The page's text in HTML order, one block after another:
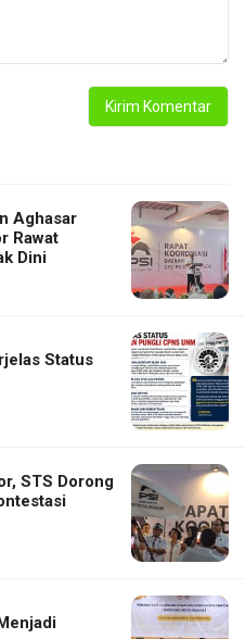
Aghasar
Rawat
Dini
Status
STS Dorong